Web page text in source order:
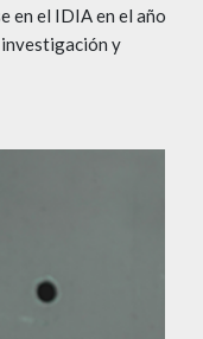
en el IDIA en el año
y